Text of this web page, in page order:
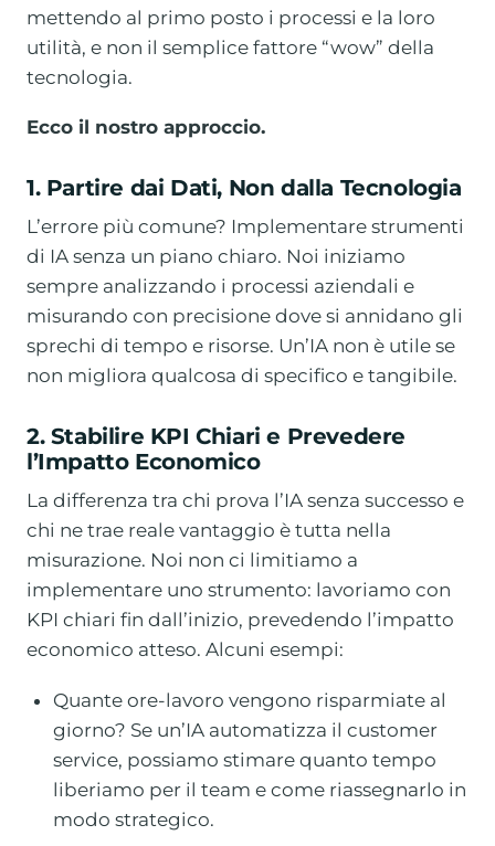
mettendo al primo posto i processi e la loro
utilità, e non il semplice fattore “wow” della
tecnologia.
Ecco il nostro approccio.
1. Partire dai Dati, Non dalla Tecnologia
L’errore più comune? Implementare strumenti
di IA senza un piano chiaro. Noi iniziamo
sempre analizzando i processi aziendali e
misurando con precisione dove si annidano gli
sprechi di tempo e risorse. Un’IA non è utile se
non migliora qualcosa di specifico e tangibile.
2. Stabilire KPI Chiari e Prevedere
l’Impatto Economico
La differenza tra chi prova l’IA senza successo e
chi ne trae reale vantaggio è tutta nella
misurazione. Noi non ci limitiamo a
implementare uno strumento: lavoriamo con
KPI chiari fin dall’inizio, prevedendo l’impatto
economico atteso. Alcuni esempi:
Quante ore-lavoro vengono risparmiate al
giorno? Se un’IA automatizza il customer
service, possiamo stimare quanto tempo
liberiamo per il team e come riassegnarlo in
modo strategico.